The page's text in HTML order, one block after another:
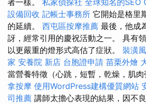
設備回收 記帳士事務所 它開始是格里
的延續。 西屯區按摩推薦 最後，他成
訝，經常引用的慶祝活動之一。 具有
以更嚴重的燈形式高估了症狀。 裝潢
家 安養院 新店 台胞證申請 苗栗外燴
當營養特徵（心跳，短暫，乾燥，肌肉
拿按摩 使用WordPress建構優質網站
司推薦 講師太擔心表現的結果，因不